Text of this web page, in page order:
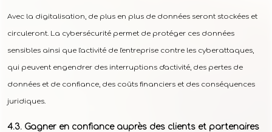
Avec la digitalisation, de plus en plus de données seront stockées et
circuleront. La cybersécurité permet de protéger ces données
sensibles ainsi que l'activité de l'entreprise contre les cyberattaques,
qui peuvent engendrer des interruptions d'activité, des pertes de
données et de confiance, des coûts financiers et des conséquences
juridiques.
Gagner en confiance auprès des clients et partenaires